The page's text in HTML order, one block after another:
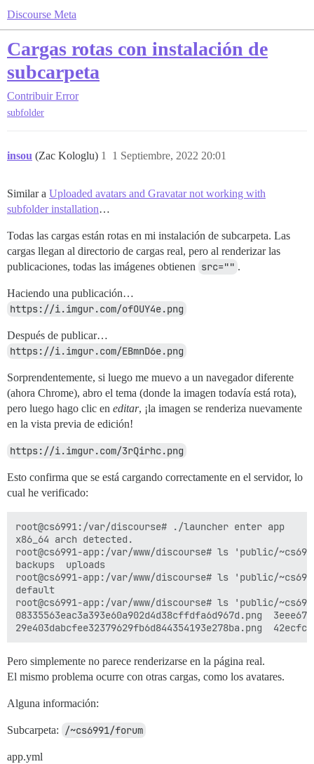
Discourse Meta
Cargas rotas con instalación de
subcarpeta
Contribuir Error
subfolder
insou (Zac Kologlu) 1 Septiembre, 2022 20:01
1
Similar a Uploaded avatars and Gravatar not working with
subfolder installation…
Todas las cargas están rotas en mi instalación de subcarpeta. Las
cargas llegan al directorio de cargas real, pero al renderizar las
publicaciones, todas las imágenes obtienen src="" .
Haciendo una publicación…
https://i.imgur.com/ofOUY4e.png
Después de publicar…
https://i.imgur.com/EBmnD6e.png
Sorprendentemente, si luego me muevo a un navegador diferente
(ahora Chrome), abro el tema (donde la imagen todavía está rota),
pero luego hago clic en editar, ¡la imagen se renderiza nuevamente
en la vista previa de edición!
https://i.imgur.com/3rQirhc.png
Esto confirma que se está cargando correctamente en el servidor, lo
cual he verificado:
root@cs6991:/var/discourse# ./launcher enter app
x86_64 arch detected.
root@cs6991-app:/var/www/discourse# ls 'public/
backups  uploads
root@cs6991-app:/var/www/discourse# ls 'public/
default
root@cs6991-app:/var/www/discourse# ls 'public/
08335563eac3a393e60a902d4d38cffdfa6d967d.png
Pero simplemente no parece renderizarse en la página real.
El mismo problema ocurre con otras cargas, como los avatares.
Alguna información:
Subcarpeta: /~cs6991/forum
app.yml